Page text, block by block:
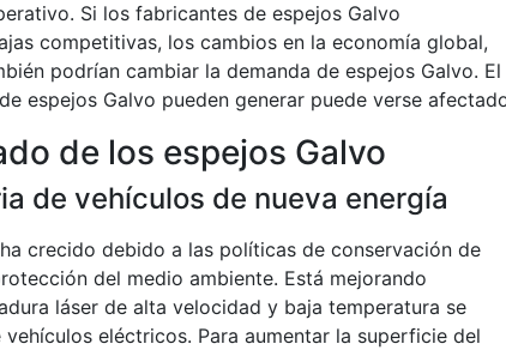
Si los fabricantes de espejos Galvo
competitivas, los cambios en la economía global,
podrían cambiar la demanda de espejos Galvo. El
espejos Galvo pueden generar puede verse
de los espejos Galvo
de vehículos de nueva energía
crecido debido a las políticas de conservación de
del medio ambiente. Está mejorando
láser de alta velocidad y baja temperatura se
eléctricos. Para aumentar la superficie del